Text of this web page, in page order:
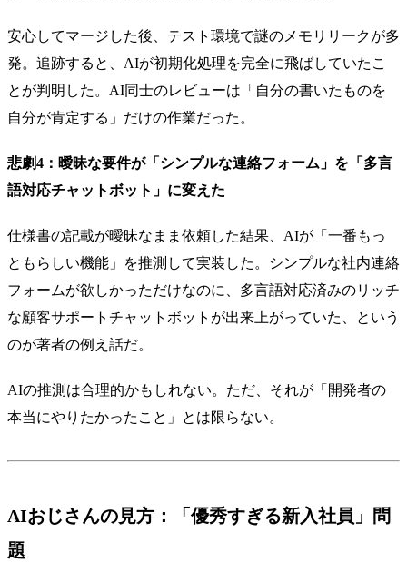
安心してマージした後、テスト環境で謎のメモリリークが多
発。追跡すると、AIが初期化処理を完全に飛ばしていたこ
とが判明した。AI同士のレビューは「自分の書いたものを
自分が肯定する」だけの作業だった。
悲劇4：曖昧な要件が「シンプルな連絡フォーム」を「多言
語対応チャットボット」に変えた
仕様書の記載が曖昧なまま依頼した結果、AIが「一番もっ
ともらしい機能」を推測して実装した。シンプルな社内連絡
フォームが欲しかっただけなのに、多言語対応済みのリッチ
な顧客サポートチャットボットが出来上がっていた、という
のが著者の例え話だ。
AIの推測は合理的かもしれない。ただ、それが「開発者の
本当にやりたかったこと」とは限らない。
AIおじさんの見方：「優秀すぎる新入社員」問
題